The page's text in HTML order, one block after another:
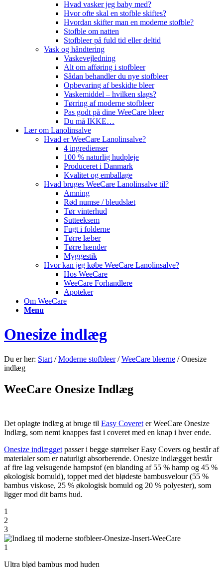
Hvad vasker jeg baby med?
Hvor ofte skal en stofble skiftes?
Hvordan skifter man en moderne stofble?
Stofble om natten
Stofbleer på fuld tid eller deltid
Vask og håndtering
Vaskevejledning
Alt om afføring i stofbleer
Sådan behandler du nye stofbleer
Opbevaring af beskidte bleer
Vaskemiddel – hvilken slags?
Tørring af moderne stofbleer
Pas godt på dine WeeCare bleer
Du må IKKE…
Lær om Lanolinsalve
Hvad er WeeCare Lanolinsalve?
4 ingredienser
100 % naturlig hudpleje
Produceret i Danmark
Kvalitet og emballage
Hvad bruges WeeCare Lanolinsalve til?
Amning
Rød numse / bleudslæt
Tør vinterhud
Sutteeksem
Fugt i folderne
Tørre læber
Tørre hænder
Myggestik
Hvor kan jeg købe WeeCare Lanolinsalve?
Hos WeeCare
WeeCare Forhandlere
Apoteker
Om WeeCare
Menu
Onesize indlæg
Du er her: Start / Moderne stofbleer / WeeCare bleerne / Onesize
indlæg
WeeCare Onesize Indlæg
Det oplagte indlæg at bruge til Easy Coveret er WeeCare Onesize
Indlæg, som nemt knappes fast i coveret med en knap i hver ende.
Onesize indlægget passer i begge størrelser Easy Covers og består af
materialer som er naturligt absorberende. Onesize indlægget består
af fire lag velsugende hampstof (en blanding af 55 % hamp og 45 %
økologisk bomuld), toppet med det blødeste bambusvelour (55 %
bambus viskose, 25 % økologisk bomuld og 20 % polyester), som
ligger mod dit barns hud.
1
2
3
1
Ultra blød bambus mod huden